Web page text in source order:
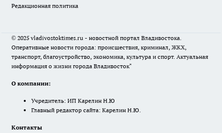
Редакционная политика
© 2025 vladivostoktimes.ru - новостной портал Владивостока.
Оперативные новости города: происшествия, криминал, ЖКХ,
транспорт, благоустройство, экономика, культура и спорт. Актуальная
информация о жизни города Владивосток"
О компании:
Учредитель: ИП Карелин Н.Ю
Главный редактор сайта: Карелин Н.Ю.
Контакты